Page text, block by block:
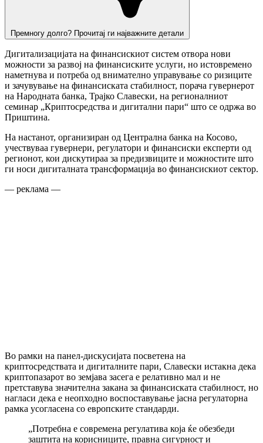
Премногу долго? Прочитај ги најважните детали
Дигитализацијата на финансискиот систем отвора нови
можности за развој на финансиските услуги, но истовремено
наметнува и потреба од внимателно управување со ризиците
и зачувување на финансиската стабилност, порача гувернерот
на Народната банка, Трајко Славески, на регионалниот
семинар „Криптосредства и дигитални пари“ што се одржа во
Приштина.
На настанот, организиран од Централна банка на Косово,
учествуваа гувернери, регулатори и финансиски експерти од
регионот, кои дискутираа за предизвиците и можностите што
ги носи дигиталната трансформација во финансискиот сектор.
— реклама —
Во рамки на панел-дискусијата посветена на
криптосредствата и дигиталните пари, Славески истакна дека
криптопазарот во земјава засега е релативно мал и не
претставува значителна закана за финансиската стабилност, но
нагласи дека е неопходно воспоставување јасна регулаторна
рамка усогласена со европските стандарди.
„Потребна е современа регулатива која ќе обезбеди
заштита на корисниците, правна сигурност и